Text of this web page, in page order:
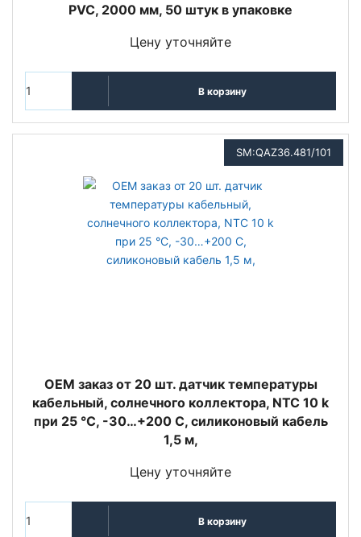
PVC, 2000 мм, 50 штук в упаковке
Цену уточняйте
В корзину
SM:QAZ36.481/101
ОЕМ заказ от 20 шт. датчик температуры
кабельный, солнечного коллектора, NTC 10 k
при 25 °C, -30…+200 С, силиконовый кабель
1,5 м,
Цену уточняйте
В корзину